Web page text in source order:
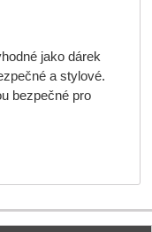
jako dárek
a stylové.
bezpečné pro